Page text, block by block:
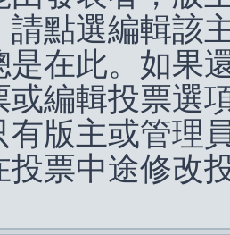
請點選編輯該
是在此。如果
或編輯投票選
有版主或管理
投票中途修改